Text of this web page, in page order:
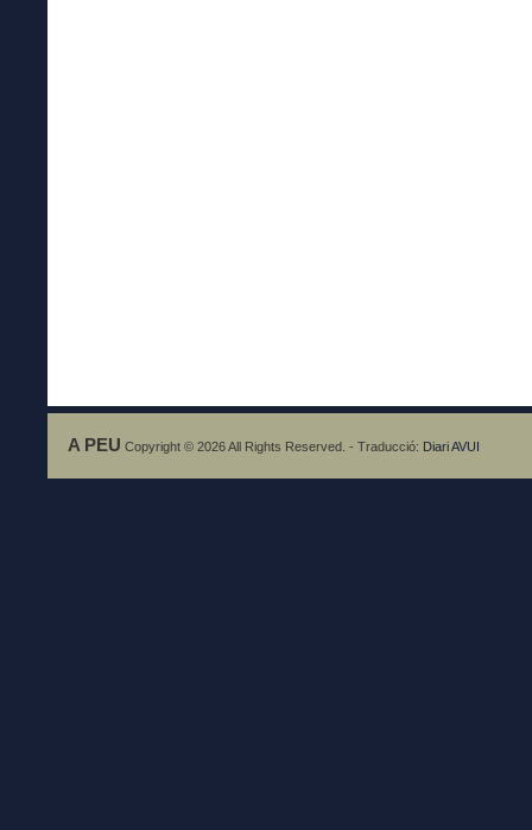
A PEU Copyright © 2026 All Rights Reserved. - Traducció: Diari AVUI